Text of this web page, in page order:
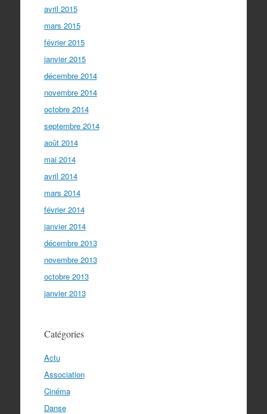
avril 2015
mars 2015
février 2015
janvier 2015
décembre 2014
novembre 2014
octobre 2014
septembre 2014
août 2014
mai 2014
avril 2014
mars 2014
février 2014
janvier 2014
décembre 2013
novembre 2013
octobre 2013
janvier 2013
Catégories
Actu
Association
Cinéma
Danse